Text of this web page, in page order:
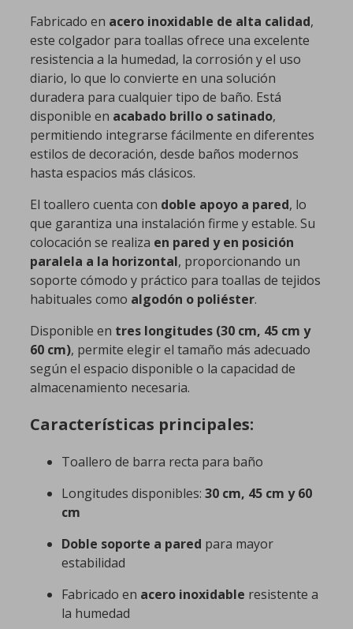
Fabricado en acero inoxidable de alta calidad,
este colgador para toallas ofrece una excelente
resistencia a la humedad, la corrosión y el uso
diario, lo que lo convierte en una solución
duradera para cualquier tipo de baño. Está
disponible en acabado brillo o satinado,
permitiendo integrarse fácilmente en diferentes
estilos de decoración, desde baños modernos
hasta espacios más clásicos.
El toallero cuenta con doble apoyo a pared, lo
que garantiza una instalación firme y estable. Su
colocación se realiza en pared y en posición
paralela a la horizontal, proporcionando un
soporte cómodo y práctico para toallas de tejidos
habituales como algodón o poliéster.
Disponible en tres longitudes (30 cm, 45 cm y
60 cm), permite elegir el tamaño más adecuado
según el espacio disponible o la capacidad de
almacenamiento necesaria.
Características principales:
Toallero de barra recta para baño
Longitudes disponibles: 30 cm, 45 cm y 60
cm
Doble soporte a pared para mayor
estabilidad
Fabricado en acero inoxidable resistente a
la humedad